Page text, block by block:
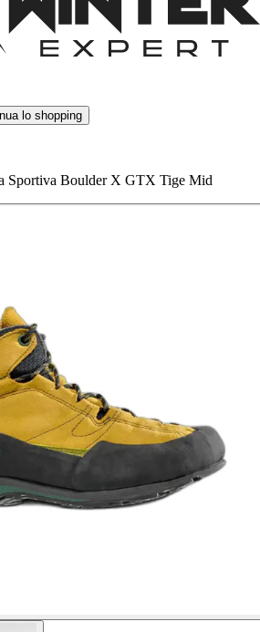
lo shopping
Sportiva Boulder X GTX Tige Mid